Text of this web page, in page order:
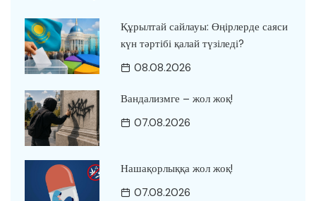
Құрылтай сайлауы: Өңірлерде саяси
күн тәртібі қалай түзіледі?
08.08.2026
Вандализмге – жол жоқ!
07.08.2026
Нашақорлыққа жол жоқ!
07.08.2026